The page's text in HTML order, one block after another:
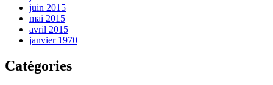
juin 2015
mai 2015
avril 2015
janvier 1970
Catégories